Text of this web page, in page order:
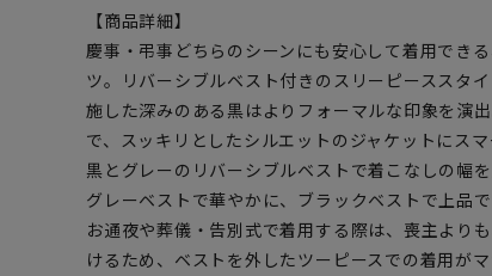
【商品詳細】
慶事・弔事どちらのシーンにも安心して着用でき
ツ。リバーシブルベスト付きのスリーピーススタ
施した深みのある黒はよりフォーマルな印象を演
で、スッキリとしたシルエットのジャケットにス
黒とグレーのリバーシブルベストで着こなしの幅
グレーベストで華やかに、ブラックベストで上品
お通夜や葬儀・告別式で着用する際は、喪主より
けるため、ベストを外したツーピースでの着用が